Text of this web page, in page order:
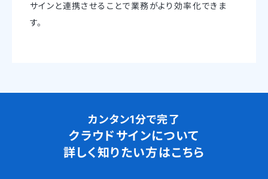
サインと連携させることで業務がより効率化できま
す。
カンタン1分で完了
クラウドサインについて
詳しく知りたい方はこちら